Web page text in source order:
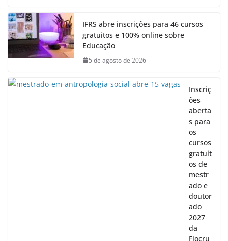
IFRS abre inscrições para 46 cursos
gratuitos e 100% online sobre
Educação
5 de agosto de 2026
Inscriç
ões
aberta
s para
os
cursos
gratuit
os de
mestr
ado e
doutor
ado
2027
da
Fiocru